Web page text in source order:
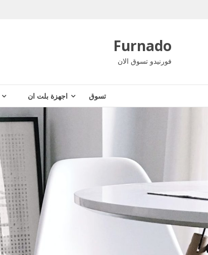
Furnado
فورنيدو تسوق الان
تسوق اجهزة بلت ان